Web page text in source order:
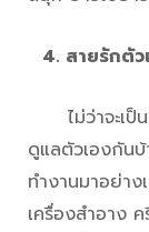
4. สายรักตัว
ไม่ว่าจะเป็
ดูแลตัวเองกันบ้
ทำงานมาอย่า
เครื่องสำอาง